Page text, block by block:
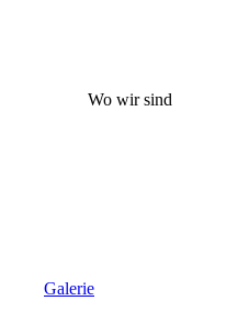
Wo wir sind
Galerie